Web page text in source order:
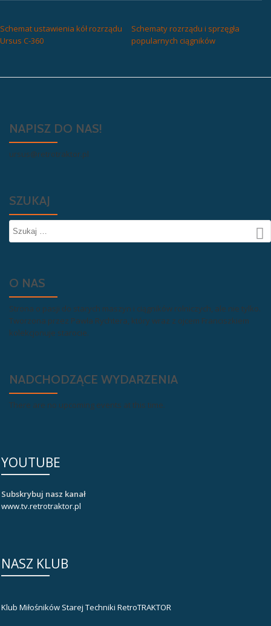
Schemat ustawienia kół rozrządu
Ursus C-360
Schematy rozrządu i sprzęgła
popularnych ciągników
NAPISZ DO NAS!
ursus@retrotraktor.pl
SZUKAJ
O NAS
Strona o pasji do starych maszyn i ciągników rolniczych, ale nie tylko.
Tworzona przez Pawła Rychtera, który wraz z ojcem Franciszkiem
kolekcjonuje starocie.
NADCHODZĄCE WYDARZENIA
There are no upcoming events at this time.
YOUTUBE
Subskrybuj nasz kanał
www.tv.retrotraktor.pl
NASZ KLUB
Klub Miłośników Starej Techniki RetroTRAKTOR